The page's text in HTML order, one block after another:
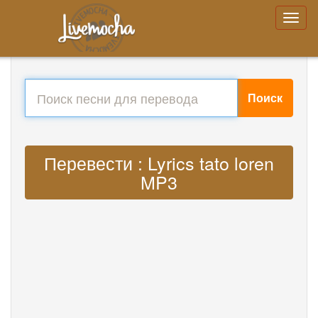
Поиск
Перевести : Lyrics tato loren
MP3